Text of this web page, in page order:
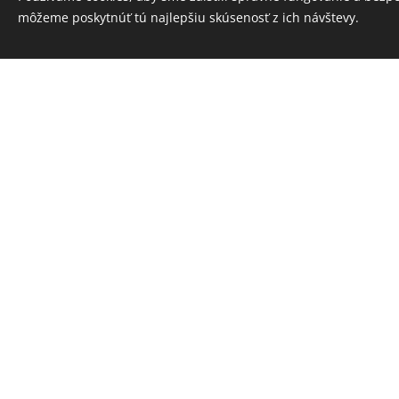
môžeme poskytnúť tú najlepšiu skúsenosť z ich návštevy.